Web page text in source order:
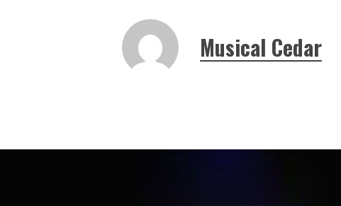
Musical Cedar